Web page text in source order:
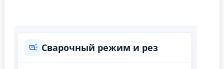
Сварочный режим и рез